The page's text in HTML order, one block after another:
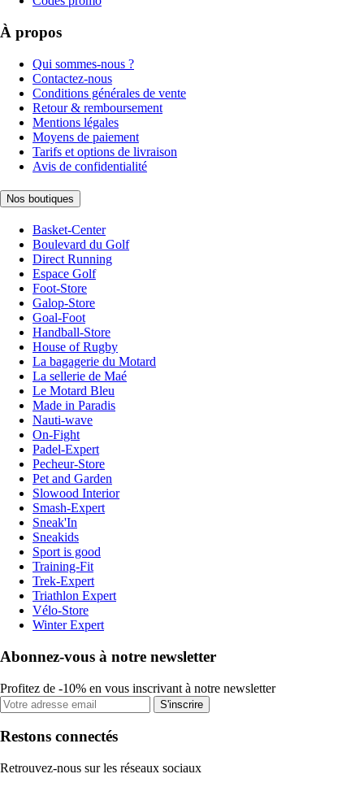
À propos
Qui sommes-nous ?
Contactez-nous
Conditions générales de vente
Retour & remboursement
Mentions légales
Moyens de paiement
Tarifs et options de livraison
Avis de confidentialité
Nos boutiques
Basket-Center
Boulevard du Golf
Direct Running
Espace Golf
Foot-Store
Galop-Store
Goal-Foot
Handball-Store
House of Rugby
La bagagerie du Motard
La sellerie de Maé
Le Motard Bleu
Made in Paradis
Nauti-wave
On-Fight
Padel-Expert
Pecheur-Store
Pet and Garden
Slowood Interior
Smash-Expert
Sneak'In
Sneakids
Sport is good
Training-Fit
Trek-Expert
Triathlon Expert
Vélo-Store
Winter Expert
Abonnez-vous à notre newsletter
Profitez de -10% en vous inscrivant à notre newsletter
S'inscrire
Restons connectés
Retrouvez-nous sur les réseaux sociaux